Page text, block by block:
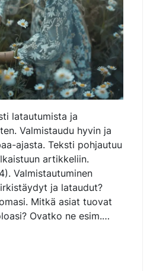
latautumista ja
Valmistaudu hyvin ja
ajasta. Teksti pohjautuu
artikkeliin.
Valmistautuminen
ja lataudut?
Mitkä asiat tuovat
Ovatko ne esim.…